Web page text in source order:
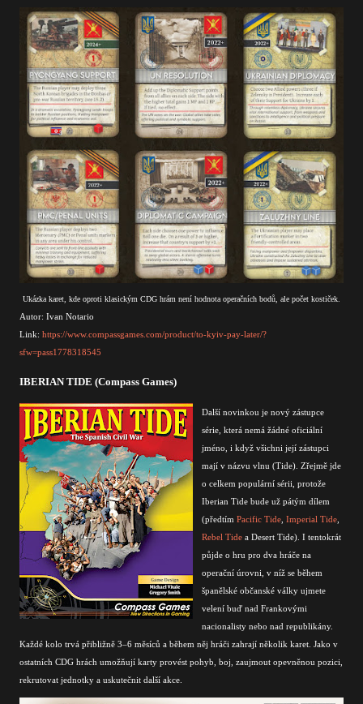
Ukázka karet, kde oproti klasickým CDG hrám není hodnota operačních bodů, ale počet kostiček.
Autor: Ivan Notario
Link: https://www.compassgames.com/product/to-kyiv-pay-later/?
sfw=pass1778318545
IBERIAN TIDE (Compass Games)
Další novinkou je nový zástupce
série, která nemá žádné oficiální
jméno, i když všichni její zástupci
mají v názvu vlnu (Tide). Zřejmě jde
o celkem populární sérii, protože
Iberian Tide bude už pátým dílem
(předtímPacific Tide ,Imperial Tide
Rebel Tide a Desert Tide). I tentokrát
půjde o hru pro dva hráče na
operační úrovni, v níž se během
španělské občanské války ujmete
velení buď nad Frankovými
nacionalisty nebo nad republikány.
Každé kolo trvá přibližně 3–6 měsíců a během něj hráči zahrají několik karet. Jako v
ostatních CDG hrách umožňují karty provést pohyb, boj, zaujmout opevněnou pozici,
rekrutovat jednotky a uskutečnit další akce.